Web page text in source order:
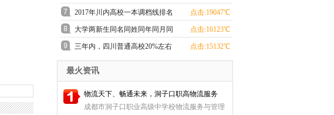
女友写了一封信
2017年川内高校一本调档线排名
公布
点击:19047℃
大学两新生同名同姓同年同月同
日生
点击:16123℃
三年内，四川普通高校20%左右
学科专业布点优化调整
点击:15132℃
最火资讯
物流天下、畅通未来，洞子口职高物流服务
成都市洞子口职业高级中学校物流服务与管理